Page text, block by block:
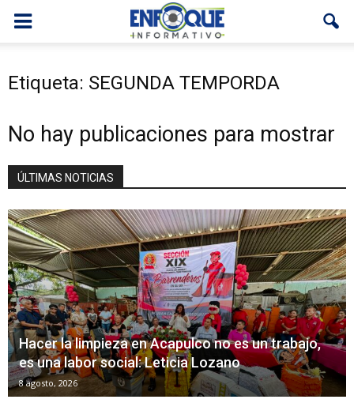
Etiqueta: SEGUNDA TEMPORDA
No hay publicaciones para mostrar
ÚLTIMAS NOTICIAS
Hacer la limpieza en Acapulco no es un trabajo,
es una labor social: Leticia Lozano
8 agosto, 2026